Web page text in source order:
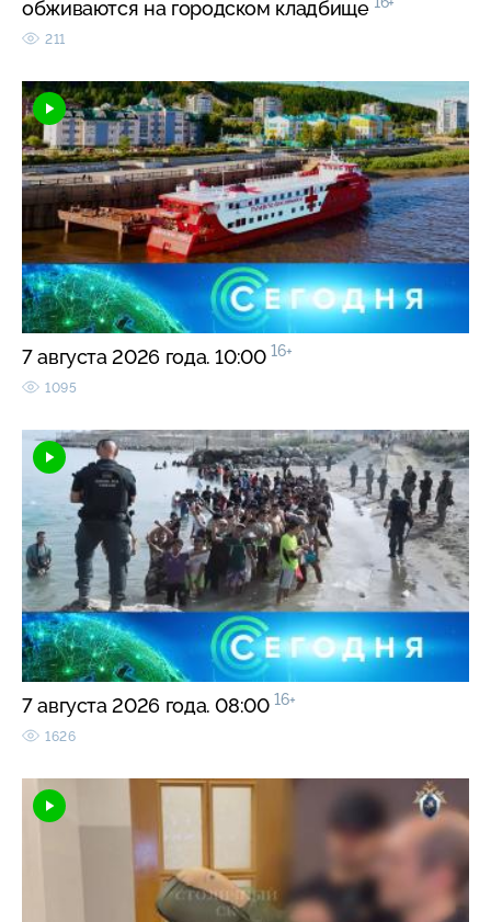
обживаются на городском кладбище
211
7 августа 2026 года. 10:00 16+
1095
7 августа 2026 года. 08:00 16+
1626